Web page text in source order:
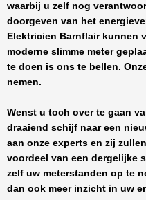
waarbij u zelf nog
doorgeven van het
Elektricien Barnflairkunnen
moderne slimme meter
te doen is ons te bellen.
nemen.
Wenst u toch over te gaan
draaiend schijf naar een
aan onze experts en zij
voordeel van een dergelijke
zelf uw meterstanden op te
dan ook meer inzicht in uw